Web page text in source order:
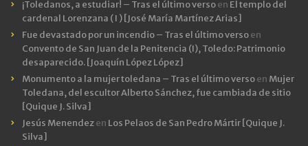
¡Toledanos, a estudiar! – Tras el último versoen El templo del
cardenal Lorenzana ( I ) [José María Martínez Arias]
Fue devastado por un incendio – Tras el último versoen
Convento de San Juan de la Penitencia (I), Toledo: Patrimonio
desaparecido. [Joaquín López López]
Monumento a la mujer toledana – Tras el último versoen Mujer
Toledana, del escultor Alberto Sánchez, fue cambiada de sitio
[Quique J. Silva]
Jesús Menendezen Los Pelaos de San Pedro Mártir [Quique J.
Silva]